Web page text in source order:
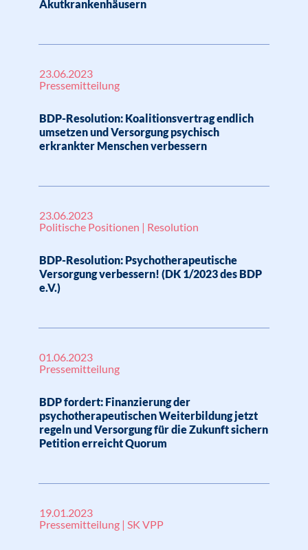
Akutkrankenhäusern
23.06.2023
Pressemitteilung
BDP-Resolution: Koalitionsvertrag endlich
umsetzen und Versorgung psychisch
erkrankter Menschen verbessern
23.06.2023
Politische Positionen | Resolution
BDP-Resolution: Psychotherapeutische
Versorgung verbessern! (DK 1/2023 des BDP
e.V.)
01.06.2023
Pressemitteilung
BDP fordert: Finanzierung der
psychotherapeutischen Weiterbildung jetzt
regeln und Versorgung für die Zukunft sichern
Petition erreicht Quorum
19.01.2023
Pressemitteilung | SK VPP